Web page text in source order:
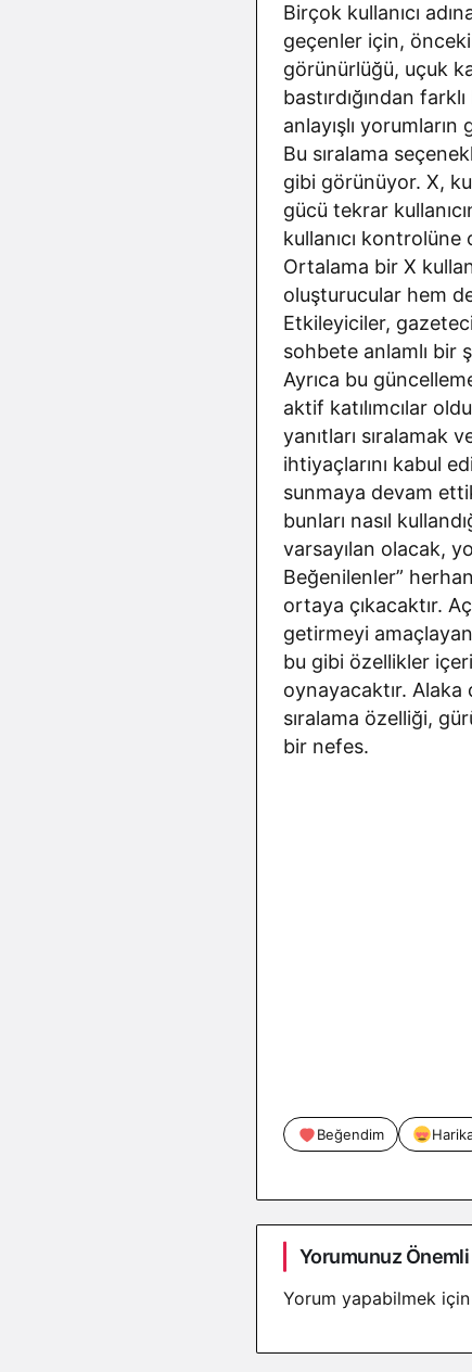
Birçok kullanıcı
geçenler için, önceki
görünürlüğü, uçuk
bastırdığından
anlayışlı
Bu sıralama
gibi görünüyor. X,
gücü tekrar
kullanıcı
Ortalama bir X
oluşturucular hem
Etkileyiciler,
sohbete anlamlı bir
Ayrıca bu
aktif katılımcılar
yanıtları sıralamak
ihtiyaçlarını kabul
sunmaya devam
bunları nasıl
varsayılan olacak,
Beğenilenler”
ortaya çıkacaktır.
getirmeyi
bu gibi özellikler
oynayacaktır. Alaka
sıralama özelliği,
bir nefes.
Beğendim
Yorumunuz Önemli
Yorum yapabilmek için